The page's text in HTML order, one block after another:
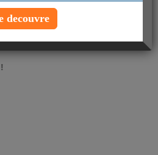
au chocolat durant votre
alors pour la mousse de mangue.
decouvre